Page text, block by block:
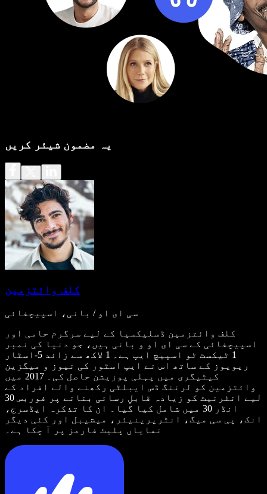
یہ مضمون شیئر کریں
کلف وائتزمین
سی ای او / بانی، اسپیچفائی
کلف وائتزمین ڈسلیکسیا کے لیے سرگرم حامی اور
اسپیچفائی کے سی ای او و بانی ہیں، جو دنیا کی نمبر
1 ٹیکسٹ ٹو اسپیچ ایپ ہے۔ 1 لاکھ سے زائد 5-اسٹار
ریویوز کے ساتھ اس نے ایپ اسٹور کی نیوز و میگزین
کیٹیگری میں پہلی پوزیشن حاصل کی۔ 2017 میں
وائتزمین کو لرننگ ڈس ایبلٹی رکھنے والے افراد کے
لیے انٹرنیٹ کو زیادہ قابلِ رسائی بنانے پر فوربس 30
انڈر 30 میں شامل کیا گیا۔ ان کا تذکرہ ایڈسرج،
انک، پی سی میگ، انٹرپرینیئر، میشیبل اور کئی دیگر
نمایاں پلیٹ فارمز پر آ چکا ہے۔